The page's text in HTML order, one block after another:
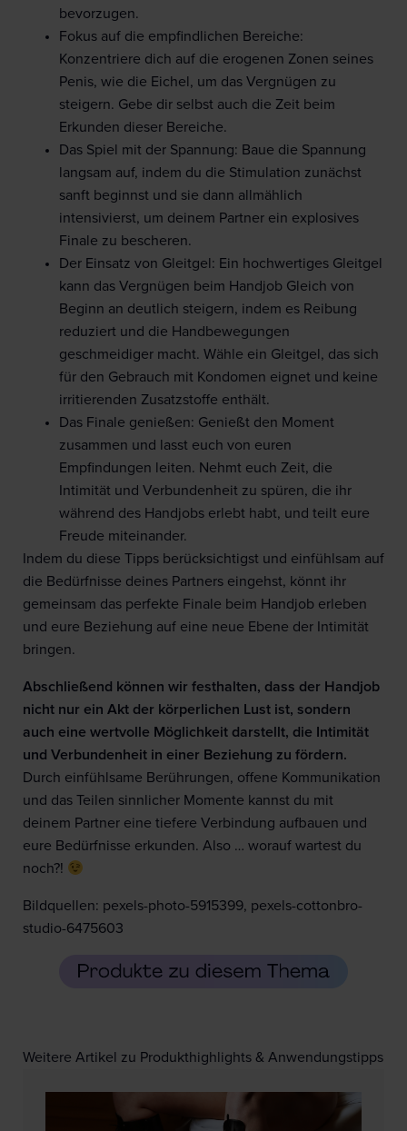
bevorzugen.
Fokus auf die empfindlichen Bereiche:
Konzentriere dich auf die erogenen Zonen seines
Penis, wie die Eichel, um das Vergnügen zu
steigern. Gebe dir selbst auch die Zeit beim
Erkunden dieser Bereiche.
Das Spiel mit der Spannung: Baue die Spannung
langsam auf, indem du die Stimulation zunächst
sanft beginnst und sie dann allmählich
intensivierst, um deinem Partner ein explosives
Finale zu bescheren.
Der Einsatz von Gleitgel: Ein hochwertiges Gleitgel
kann das Vergnügen beim Handjob Gleich von
Beginn an deutlich steigern, indem es Reibung
reduziert und die Handbewegungen
geschmeidiger macht. Wähle ein Gleitgel, das sich
für den Gebrauch mit Kondomen eignet und keine
irritierenden Zusatzstoffe enthält.
Das Finale genießen: Genießt den Moment
zusammen und lasst euch von euren
Empfindungen leiten. Nehmt euch Zeit, die
Intimität und Verbundenheit zu spüren, die ihr
während des Handjobs erlebt habt, und teilt eure
Freude miteinander.
Indem du diese Tipps berücksichtigst und einfühlsam auf
die Bedürfnisse deines Partners eingehst, könnt ihr
gemeinsam das perfekte Finale beim Handjob erleben
und eure Beziehung auf eine neue Ebene der Intimität
bringen.
Abschließend können wir festhalten, dass der Handjob
nicht nur ein Akt der körperlichen Lust ist, sondern
auch eine wertvolle Möglichkeit darstellt, die Intimität
und Verbundenheit in einer Beziehung zu fördern.
Durch einfühlsame Berührungen, offene Kommunikation
und das Teilen sinnlicher Momente kannst du mit
deinem Partner eine tiefere Verbindung aufbauen und
eure Bedürfnisse erkunden. Also … worauf wartest du
noch?!
Bildquellen: pexels-photo-5915399, pexels-cottonbro-
studio-6475603
Weitere Artikel zu Produkthighlights & Anwendungstipps